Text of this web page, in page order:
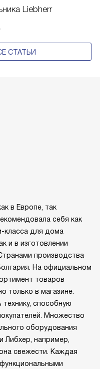
Liebherr
СТАТЬИ
в Европе, так
себя как
класса для дома
и в изготовлении
производства
На официальном
товаров
только в магазине.
способную
Множество
оборудования
Либхер, например,
свежести. Каждая